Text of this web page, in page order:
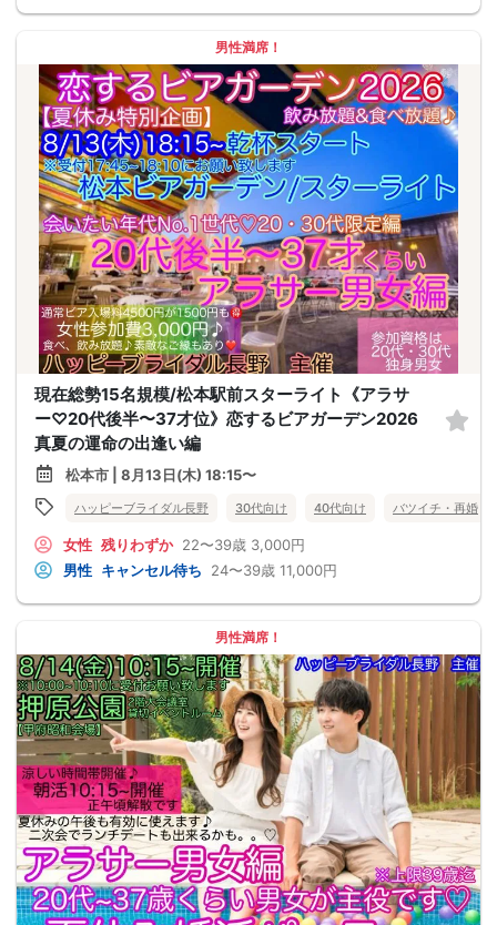
男性満席！
現在総勢15名規模/松本駅前スターライト《アラサ
ー♡20代後半〜37才位》恋するビアガーデン2026
真夏の運命の出逢い編
松本市 | 8月13日(木) 18:15〜
ハッピーブライダル長野 30代向け 40代向け バツイチ・再婚
女性 残りわずか 22〜39歳 3,000円
男性 キャンセル待ち 24〜39歳 11,000円
男性満席！